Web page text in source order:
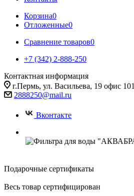
Корзина0
Отложенные0
Сравнение товаров0
+7 (342) 2-888-250
Контактная информация
г.Пермь, ул. Васильева, 19 офис 101
2888250@mail.ru
Вконтакте
Подарочные сертификаты
Весь товар сертифицирован